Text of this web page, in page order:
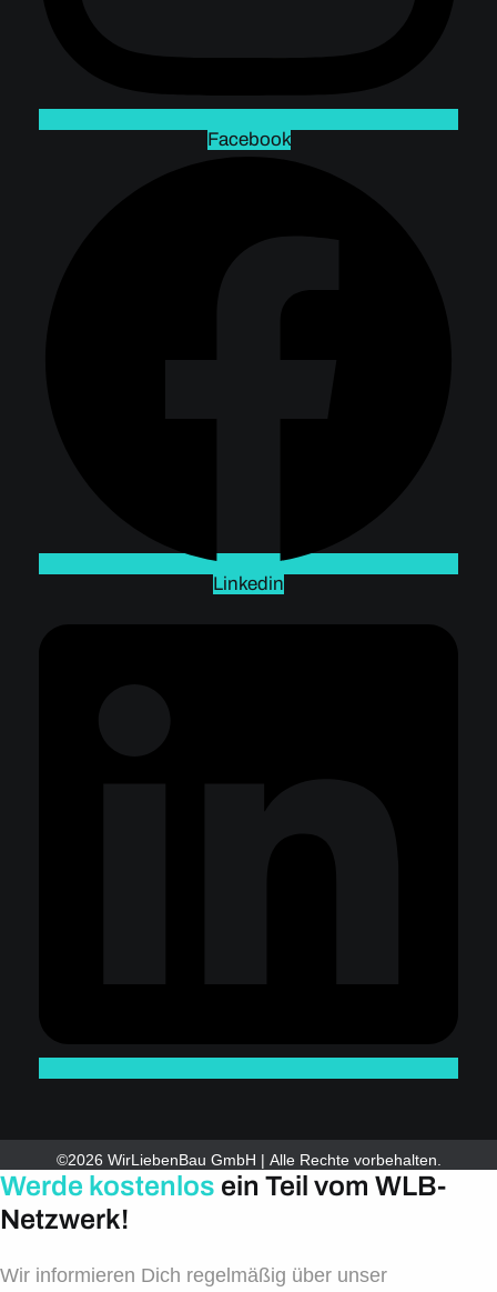
Facebook
Linkedin
©2026 WirLiebenBau GmbH | Alle Rechte vorbehalten.
Werde kostenlos ein Teil vom WLB-
Netzwerk!
Wir informieren Dich regelmäßig über unser